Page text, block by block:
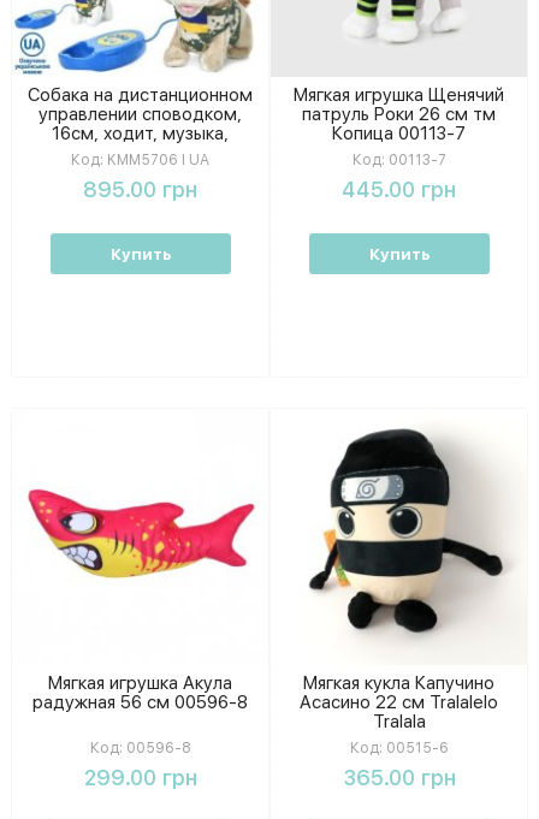
Собака на дистанционном
управлении споводком,
16см, ходит, музыка,
украинская-песня, звук,
подвижный хвост
KMM5706 I UA
Код: KMM5706 I UA
895.00 грн
Купить
Мягкая игрушка Щенячий
патруль Роки 26 см тм
Копица 00113-7
Код: 00113-7
445.00 грн
Купить
Мягкая игрушка Акула
радужная 56 см 00596-8
Код: 00596-8
299.00 грн
Мягкая кукла Капучино
Асасино 22 см Tralalelo
Tralala
Код: 00515-6
365.00 грн